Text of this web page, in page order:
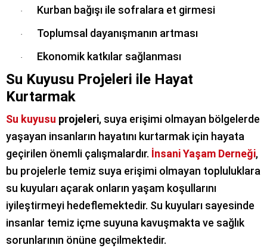
· Kurban bağışı ile sofralara et girmesi
· Toplumsal dayanışmanın artması
· Ekonomik katkılar sağlanması
Su Kuyusu Projeleri ile Hayat
Kurtarmak
Su kuyusu projeleri, suya erişimi olmayan bölgelerde
yaşayan insanların hayatını kurtarmak için hayata
geçirilen önemli çalışmalardır. İnsani Yaşam Derneği,
bu projelerle temiz suya erişimi olmayan topluluklara
su kuyuları açarak onların yaşam koşullarını
iyileştirmeyi hedeflemektedir. Su kuyuları sayesinde
insanlar temiz içme suyuna kavuşmakta ve sağlık
sorunlarının önüne geçilmektedir.